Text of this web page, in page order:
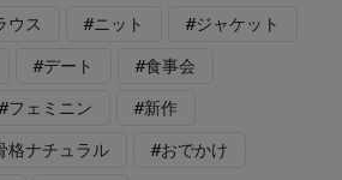
ウス #ニット #ジャケット
#デート #食事会
#フェミニン #新作
格ナチュラル #おでかけ